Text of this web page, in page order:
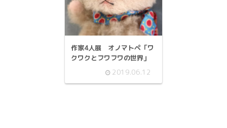
作家4人展 オノマトペ「ワ
クワクとフワフワの世界」
2019.06.12